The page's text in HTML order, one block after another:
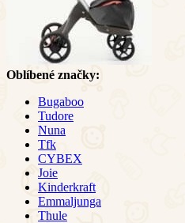
Oblíbené značky:
Bugaboo
Tudore
Nuna
Tfk
CYBEX
Joie
Kinderkraft
Emmaljunga
Thule